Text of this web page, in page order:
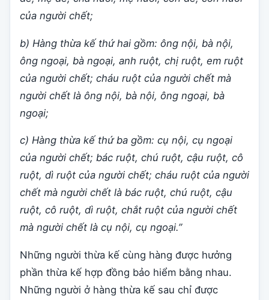
của người chết;
b) Hàng thừa kế thứ hai gồm: ông nội, bà nội,
ông ngoại, bà ngoại, anh ruột, chị ruột, em ruột
của người chết; cháu ruột của người chết mà
người chết là ông nội, bà nội, ông ngoại, bà
ngoại;
c) Hàng thừa kế thứ ba gồm: cụ nội, cụ ngoại
của người chết; bác ruột, chú ruột, cậu ruột, cô
ruột, dì ruột của người chết; cháu ruột của người
chết mà người chết là bác ruột, chú ruột, cậu
ruột, cô ruột, dì ruột, chắt ruột của người chết
mà người chết là cụ nội, cụ ngoại.”
Những người thừa kế cùng hàng được hưởng
phần thừa kế hợp đồng bảo hiểm bằng nhau.
Những người ở hàng thừa kế sau chỉ được